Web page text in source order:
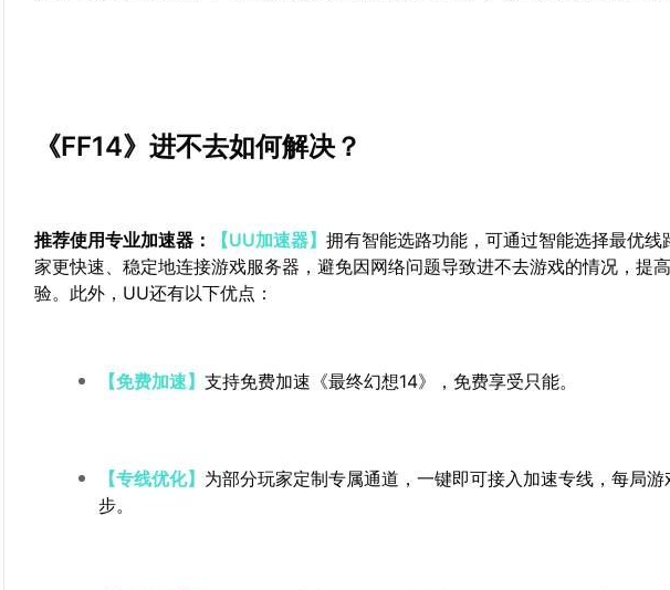
《FF14》进不去如何解决？
推荐使用专业加速器： 【UU加速器】拥有智能选路功能，可通过智能选择最优线
家更快速、稳定地连接游戏服务器，避免因网络问题导致进不去游戏的情况，提
验。此外，UU还有以下优点：
【免费加速】支持免费加速《最终幻想14》，免费享受只能。
【专线优化】 为部分玩家定制专属通道，一键即可接入加速专线，每局
步。